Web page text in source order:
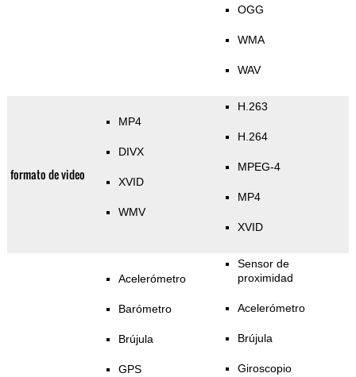
OGG
WMA
WAV
formato de video
MP4
DIVX
XVID
WMV
H.263
H.264
MPEG-4
MP4
XVID
Acelerómetro
Barómetro
Brújula
GPS
Sensor de
proximidad
Acelerómetro
Brújula
Giroscopio